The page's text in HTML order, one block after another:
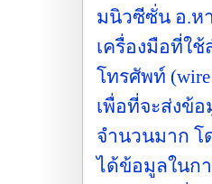
มนิวซีซั่น อ.ห
เครื่องมือที่ใ
โทรศัพท์
เพื่อที่จะส่งข้
จำนวนมาก โ
ได้ข้อมูลในก